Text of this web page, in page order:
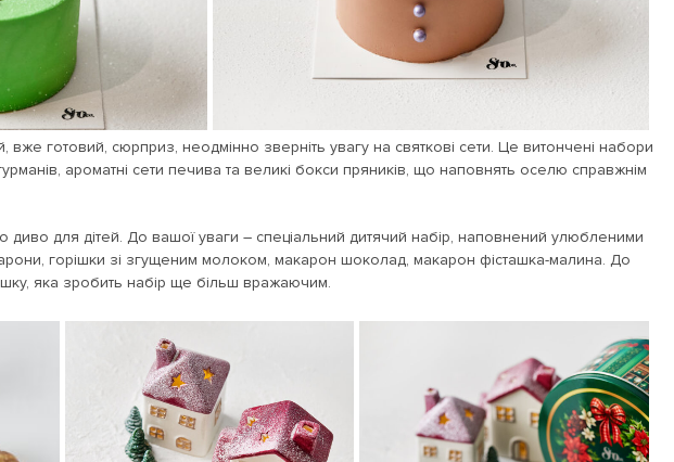
готовий, сюрприз, неодмінно зверніть увагу на святкові сети. Це витончені набори
ароматні сети печива та великі бокси пряників, що наповнять оселю справжнім
диво для дітей. До вашої уваги – спеціальний дитячий набір, наповнений улюбленими
горішки зі згущеним молоком, макарон шоколад, макарон фісташка-малина. До
яка зробить набір ще більш вражаючим.